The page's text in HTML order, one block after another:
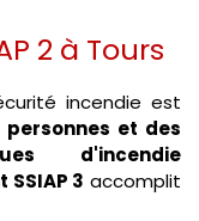
2 à Tours
incendie est
et des
d'incendie
SSIAP 3 accomplit